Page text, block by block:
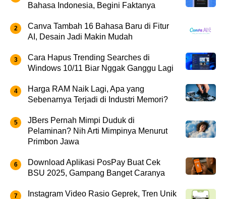
Bahasa Indonesia, Begini Faktanya
Canva Tambah 16 Bahasa Baru di Fitur
AI, Desain Jadi Makin Mudah
Cara Hapus Trending Searches di
Windows 10/11 Biar Nggak Ganggu Lagi
Harga RAM Naik Lagi, Apa yang
Sebenarnya Terjadi di Industri Memori?
JBers Pernah Mimpi Duduk di
Pelaminan? Nih Arti Mimpinya Menurut
Primbon Jawa
Download Aplikasi PosPay Buat Cek
BSU 2025, Gampang Banget Caranya
Instagram Video Rasio Geprek, Tren Unik